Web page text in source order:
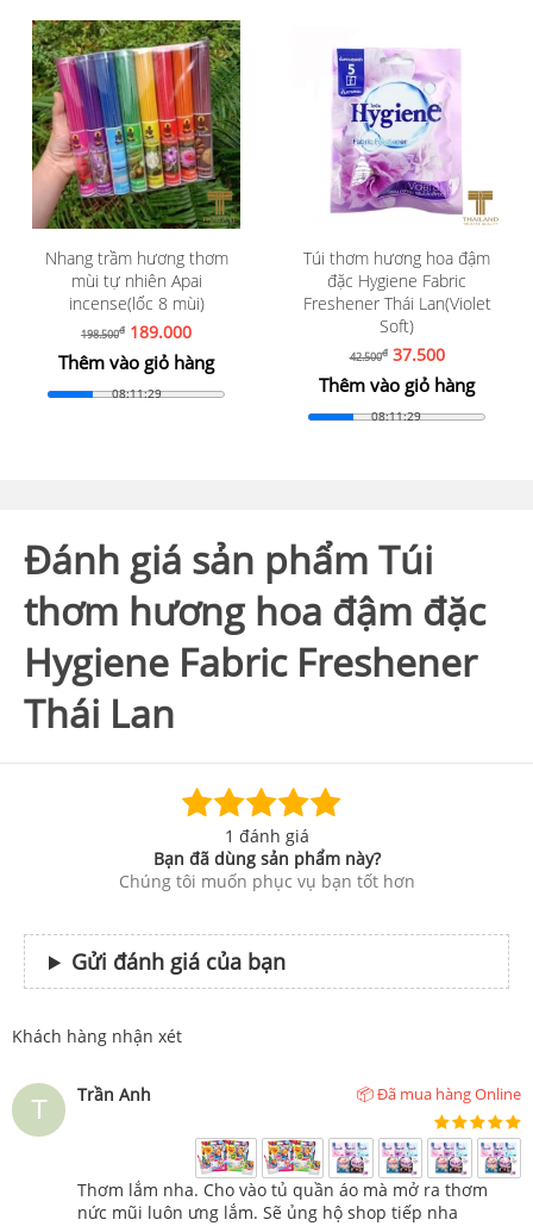
Nhang trầm hương thơm
mùi tự nhiên Apai
incense(lốc 8 mùi)
198.500đ 189.000
Thêm vào giỏ hàng
08:11:28
Túi thơm hương hoa đậm
đặc Hygiene Fabric
Freshener Thái Lan(Violet
Soft)
42.500đ37.500
Thêm vào giỏ hàng
08:11:28
Đánh giá sản phẩm Túi
thơm hương hoa đậm đặc
Hygiene Fabric Freshener
Thái Lan
1 đánh giá
Bạn đã dùng sản phẩm này?
Chúng tôi muốn phục vụ bạn tốt hơn
Gửi đánh giá của bạn
Khách hàng nhận xét
Trần Anh 📦 Đã mua hàng Online
Thơm lắm nha. Cho vào tủ quần áo mà mở ra thơm
nức mũi luôn ưng lắm. Sẽ ủng hộ shop tiếp nha